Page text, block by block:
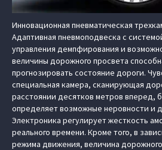
Инновационная пневматическая
Адаптивная пневмоподвеска с
управления демпфирования и
величины дорожного просвета
прогнозировать состояние дороги.
специальная камера, сканирующая
расстоянии десятков метров вперед,
определяет возможные неровности и
Электроника регулирует жесткость
реального времени. Кроме того, в
режима движения, величина